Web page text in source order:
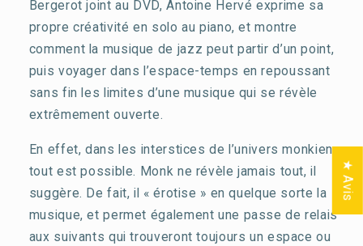
Bergerot joint au DVD, Antoine Hervé exprime sa
propre créativité en solo au piano, et montre
comment la musique de jazz peut partir d’un point,
puis voyager dans l’espace-temps en repoussant
sans fin les limites d’une musique qui se révèle
extrêmement ouverte.
En effet, dans les interstices de l’univers monkien,
tout est possible. Monk ne révèle jamais tout, il
suggère. De fait, il « érotise » en quelque sorte la
musique, et permet également une passe de relais
aux suivants qui trouveront toujours un espace ou
★ Avis